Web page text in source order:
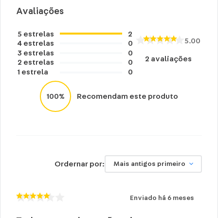
Avaliações
5 estrelas
4 estrelas
3 estrelas
2 estrelas
1 estrela
2
0
0
0
0
5.00
2 avaliações
100% Recomendam este produto
Ordernar por: Mais antigos primeiro
Enviado há 6 meses